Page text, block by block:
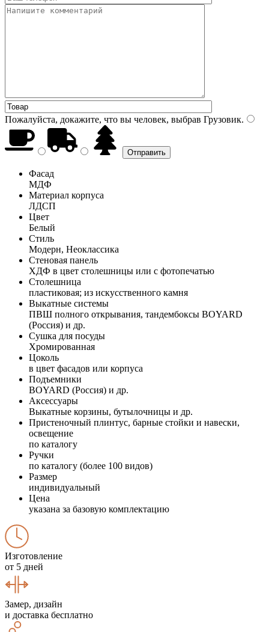
Пожалуйста, докажите, что вы человек, выбрав Грузовик.
Фасад
МДФ
Материал корпуса
ЛДСП
Цвет
Белый
Стиль
Модерн, Неоклассика
Стеновая панель
ХДФ в цвет столешницы или с фотопечатью
Столешница
пластиковая; из искусственного камня
Выкатные системы
ПВШ полного открывания, тандембоксы BOYARD
(Россия) и др.
Сушка для посуды
Хромированная
Цоколь
в цвет фасадов или корпуса
Подъемники
BOYARD (Россия) и др.
Аксессуары
Выкатные корзины, бутылочницы и др.
Пристеночный плинтус, барные стойки и навески,
освещение
по каталогу
Ручки
по каталогу (более 100 видов)
Размер
индивидуальный
Цена
указана за базовую комплектацию
Изготовление
от 5 дней
Замер, дизайн
и доставка бесплатно